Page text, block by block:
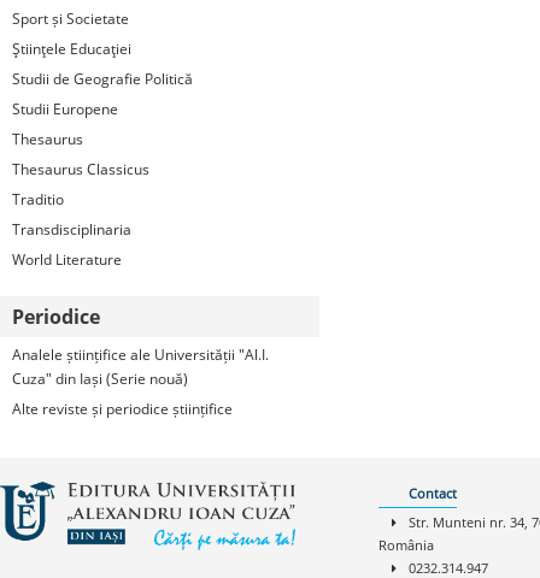
Sport și Societate
Ştiinţele Educaţiei
Studii de Geografie Politică
Studii Europene
Thesaurus
Thesaurus Classicus
Traditio
Transdisciplinaria
World Literature
Periodice
Analele științifice ale Universității "Al.I.
Cuza" din Iași (Serie nouă)
Alte reviste și periodice științifice
Contact
Str. Munteni nr. 34,
România
0232.314.947